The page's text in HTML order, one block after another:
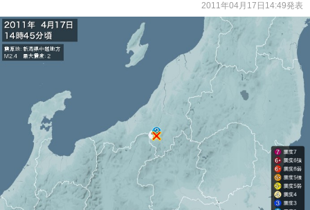
2011年04月17日14:49発表